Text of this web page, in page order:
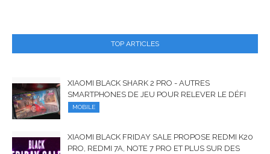
TOP ARTICLES
XIAOMI BLACK SHARK 2 PRO - AUTRES
SMARTPHONES DE JEU POUR RELEVER LE DÉFI
MOBILE
XIAOMI BLACK FRIDAY SALE PROPOSE REDMI K20
PRO, REDMI 7A, NOTE 7 PRO ET PLUS SUR DES